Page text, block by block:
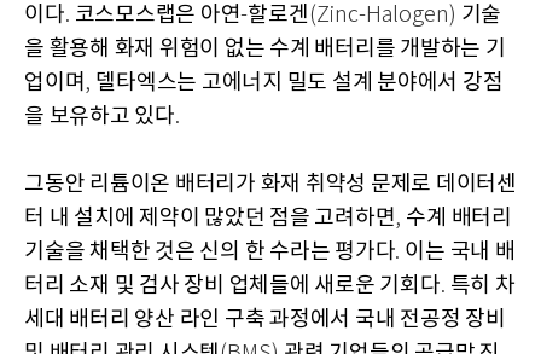
이다. 코스모스랩은 아연-할로겐 (Zinc-Halogen) 기술
을 활용해 화재 위험이 없는 수계 배터리를 개발하는 기
업이며 , 델타엑스는 고에너지 밀도 설계 분야에서 강점
을 보유하고 있다.
그동안 리튬이온 배터리가 화재 취약성 문제로 데이터센
터 내 설치에 제약이 많았던 점을 고려하면, 수계 배터리
기술을 채택한 것은 신의 한 수라는 평가다. 이는 국내 배
터리 소재 및 검사 장비 업체들에 새로운 기회다. 특히 차
세대 배터리 양산 라인 구축 과정에서 국내 전공정 장비